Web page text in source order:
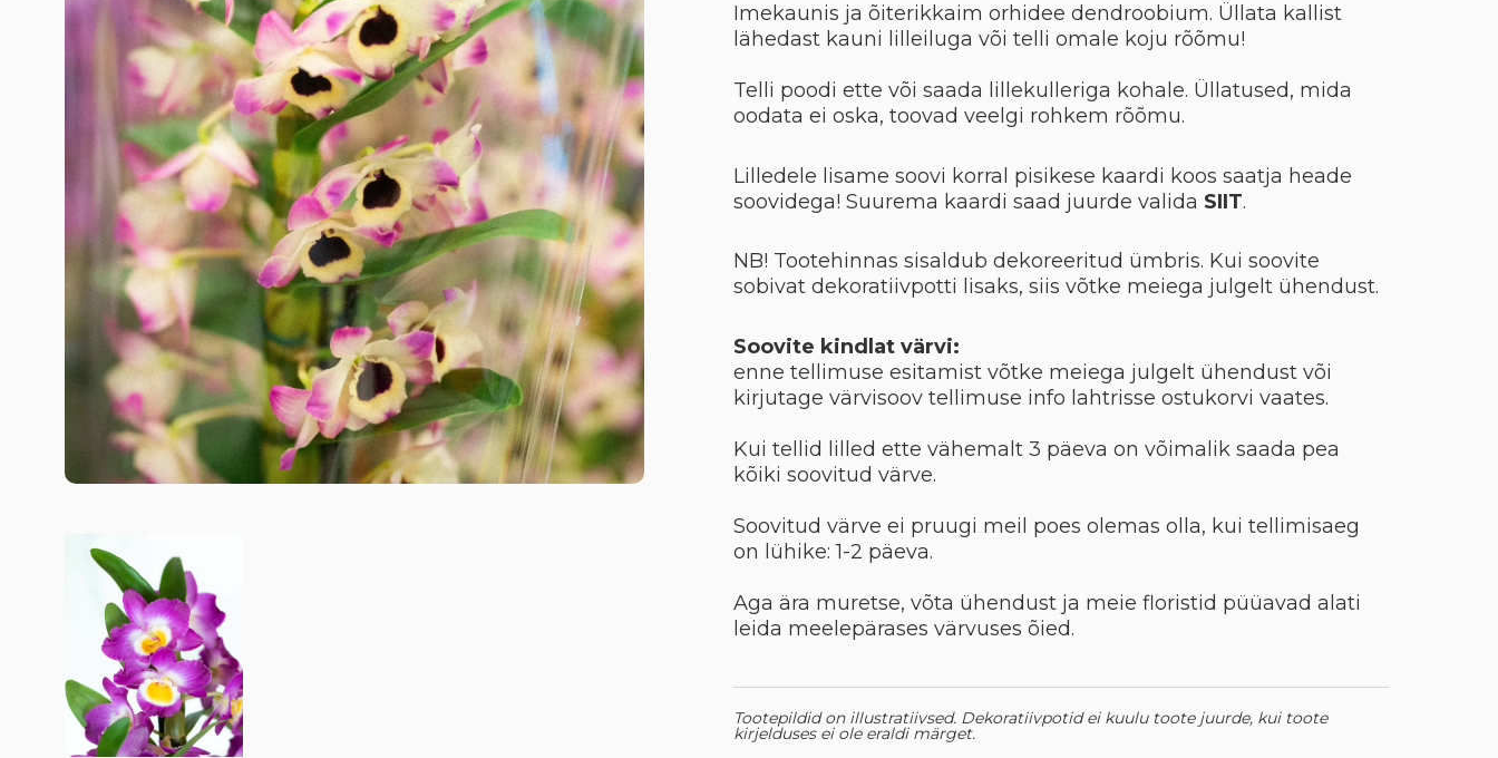
Imekaunis ja õiterikkaim orhidee dendroobium. Üllata kallist
lähedast kauni lilleiluga või telli omale koju rõõmu!
Telli poodi ette või saada lillekulleriga kohale. Üllatused, mida
oodata ei oska, toovad veelgi rohkem rõõmu.
Lilledele lisame soovi korral pisikese kaardi koos saatja heade
soovidega! Suurema kaardi saad juurde valida SIIT.
NB! Tootehinnas sisaldub dekoreeritud ümbris. Kui soovite
sobivat dekoratiivpotti lisaks, siis võtke meiega julgelt ühendust.
Soovite kindlat värvi:
enne tellimuse esitamist võtke meiega julgelt ühendust või
kirjutage värvisoov tellimuse info lahtrisse ostukorvi vaates.
Kui tellid lilled ette vähemalt 3 päeva on võimalik saada pea
kõiki soovitud värve.
Soovitud värve ei pruugi meil poes olemas olla, kui tellimisaeg
on lühike: 1-2 päeva.
Aga ära muretse, võta ühendust ja meie floristid püüavad alati
leida meelepärases värvuses õied.
Tootepildid on illustratiivsed. Dekoratiivpotid ei kuulu toote juurde, kui toote
kirjelduses ei ole eraldi märget.